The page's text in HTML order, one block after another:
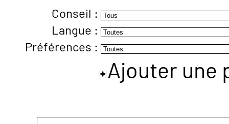
JURISPRUDENCE
ANNEXE 4 CODT
Conseil :
Langue :
Préférences :
Ajouter une